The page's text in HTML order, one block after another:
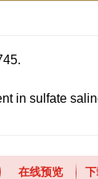
in sulfate
在线预览